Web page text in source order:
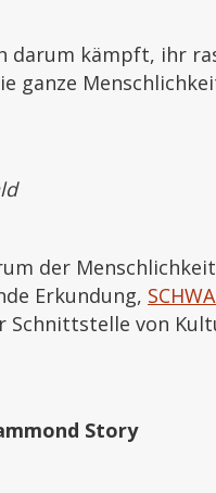
darum kämpft, ihr
ganze
der
Erkundung,
Schnittstelle von
Story